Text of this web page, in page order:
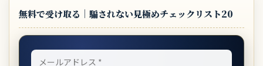
無料で受け取る｜騙されない見極めチェックリスト20